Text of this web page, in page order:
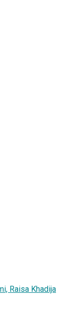
Raisa Khadija